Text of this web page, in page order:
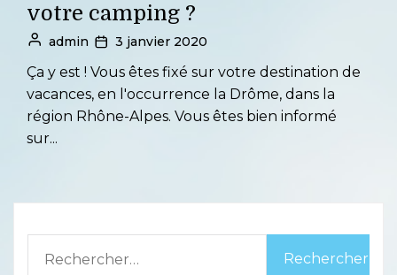
votre camping ?
admin 3 janvier 2020
Ça y est ! Vous êtes fixé sur votre destination de
vacances, en l'occurrence la Drôme, dans la
région Rhône-Alpes. Vous êtes bien informé
sur...